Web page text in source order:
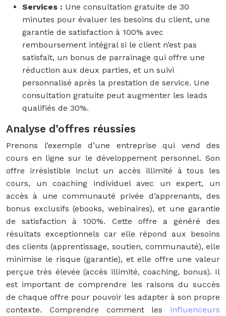
Services : Une consultation gratuite de 30
minutes pour évaluer les besoins du client, une
garantie de satisfaction à 100% avec
remboursement intégral si le client n’est pas
satisfait, un bonus de parrainage qui offre une
réduction aux deux parties, et un suivi
personnalisé après la prestation de service. Une
consultation gratuite peut augmenter les leads
qualifiés de 30%.
Analyse d’offres réussies
Prenons l’exemple d’une entreprise qui vend des
cours en ligne sur le développement personnel. Son
offre irrésistible inclut un accès illimité à tous les
cours, un coaching individuel avec un expert, un
accès à une communauté privée d’apprenants, des
bonus exclusifs (ebooks, webinaires), et une garantie
de satisfaction à 100%. Cette offre a généré des
résultats exceptionnels car elle répond aux besoins
des clients (apprentissage, soutien, communauté), elle
minimise le risque (garantie), et elle offre une valeur
perçue très élevée (accès illimité, coaching, bonus). Il
est important de comprendre les raisons du succès
de chaque offre pour pouvoir les adapter à son propre
contexte. Comprendre comment les influenceurs